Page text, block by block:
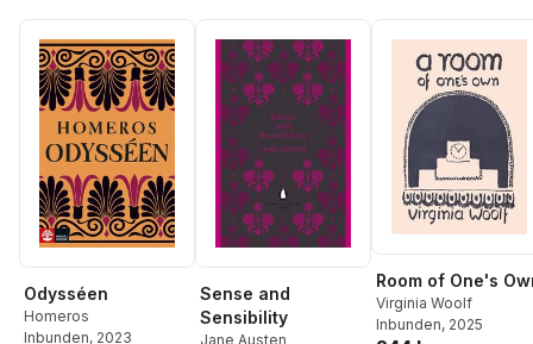
Odysséen
Homeros
Inbunden, 2023
Sense and
Sensibility
Jane Austen
Room of One's
Virginia Woolf
Inbunden, 2025